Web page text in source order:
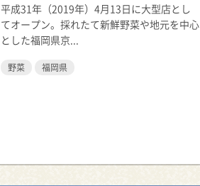
平成31年（2019年）4月13日に大型店とし
てオープン。採れたて新鮮野菜や地元を中心
とした福岡県京...
野菜 福岡県